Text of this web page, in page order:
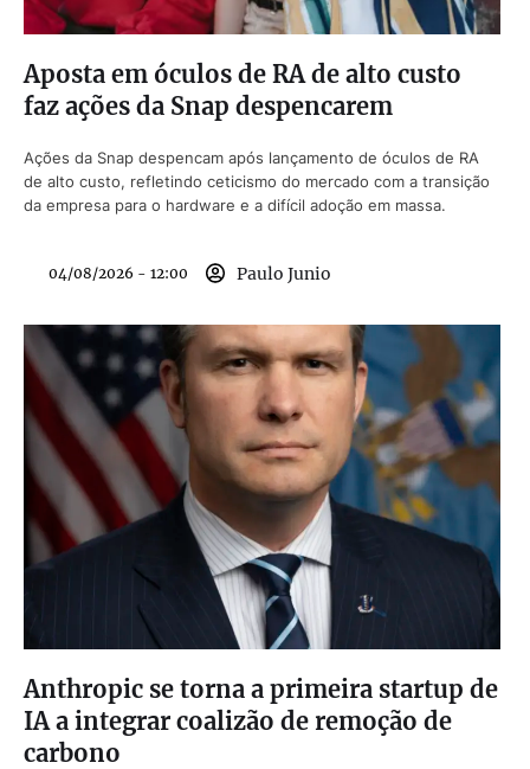
Aposta em óculos de RA de alto custo
faz ações da Snap despencarem
Ações da Snap despencam após lançamento de óculos de RA
de alto custo, refletindo ceticismo do mercado com a transição
da empresa para o hardware e a difícil adoção em massa.
04/08/2026 - 12:00 Paulo Junio
Anthropic se torna a primeira startup de
IA a integrar coalizão de remoção de
carbono